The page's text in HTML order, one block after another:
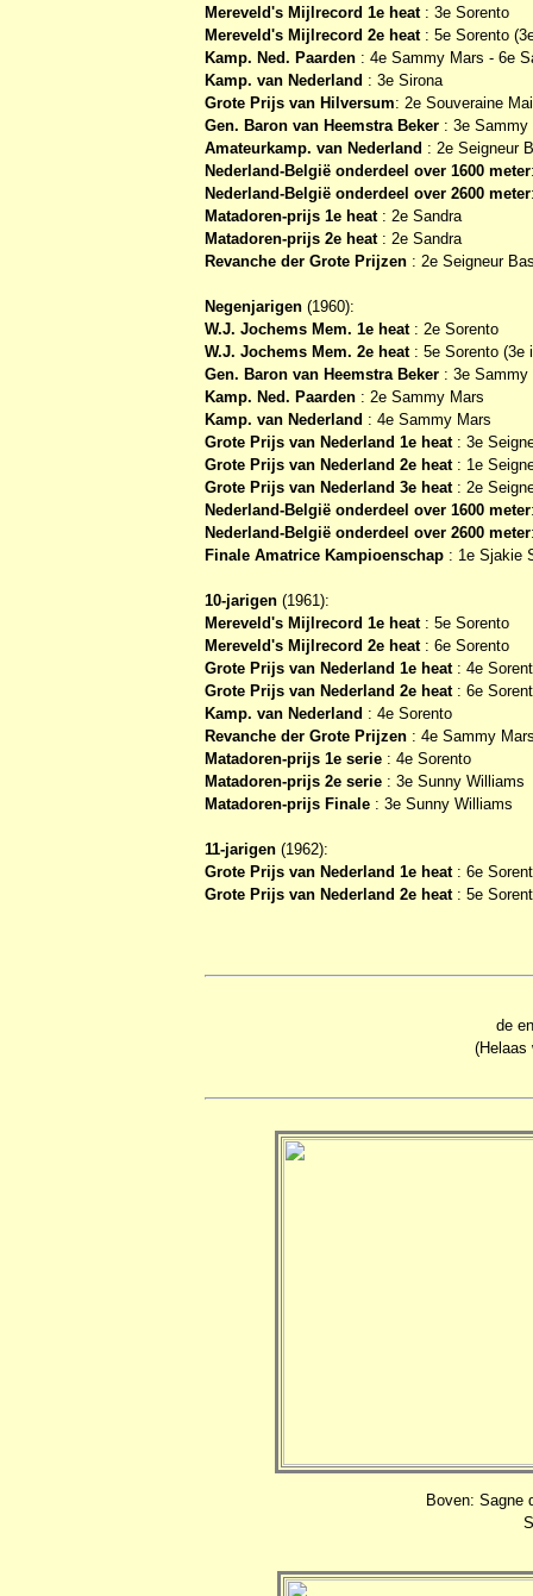
Mereveld's Mijlrecord 1e heat: 3e Sorento
Mereveld's Mijlrecord 2e heat: 5e Sorento
Kamp. Ned. Paarden : 4e Sammy Mars - 6e
Kamp. van Nederland : 3e Sirona
Grote Prijs van Hilversum: 2e Souveraine
Gen. Baron van Heemstra Beker : 3e Sammy
Amateurkamp. van Nederland : 2e Seigneur
Nederland-België onderdeel over 1600 meter
Nederland-België onderdeel over 2600 meter
Matadoren-prijs 1e heat: 2e Sandra
Matadoren-prijs 2e heat: 2e Sandra
Revanche der Grote Prijzen : 2e Seigneur
Negenjarigen (1960):
W.J. Jochems Mem. 1e heat : 2e Sorento
W.J. Jochems Mem. 2e heat: 5e Sorento (3e
Gen. Baron van Heemstra Beker : 3e Sammy
Kamp. Ned. Paarden : 2e Sammy Mars
Kamp. van Nederland : 4e Sammy Mars
Grote Prijs van Nederland 1e heat: 3e
Grote Prijs van Nederland 2e heat: 1e
Grote Prijs van Nederland 3e heat: 2e
Nederland-België onderdeel over 1600 meter
Nederland-België onderdeel over 2600 meter
Finale Amatrice Kampioenschap : 1e Sjakie
10-jarigen (1961):
Mereveld's Mijlrecord 1e heat: 5e Sorento
Mereveld's Mijlrecord 2e heat: 6e Sorento
Grote Prijs van Nederland 1e heat: 4e
Grote Prijs van Nederland 2e heat: 6e
Kamp. van Nederland : 4e Sorento
Revanche der Grote Prijzen : 4e Sammy
Matadoren-prijs 1e serie : 4e Sorento
Matadoren-prijs 2e serie : 3e Sunny Williams
Matadoren-prijs Finale : 3e Sunny Williams
11-jarigen (1962):
Grote Prijs van Nederland 1e heat: 6e
Grote Prijs van Nederland 2e heat: 5e
de
(Helaas
Boven: Sagne